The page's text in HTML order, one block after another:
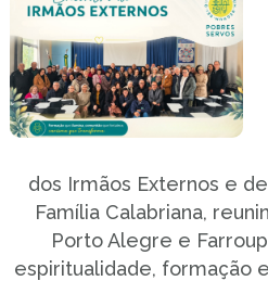
dos Irmãos Externos e
Família Calabriana,
Porto Alegre e
espiritualidade, formação